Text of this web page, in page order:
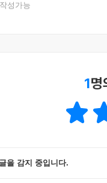
성가능
1명
을 감지 중입니다.